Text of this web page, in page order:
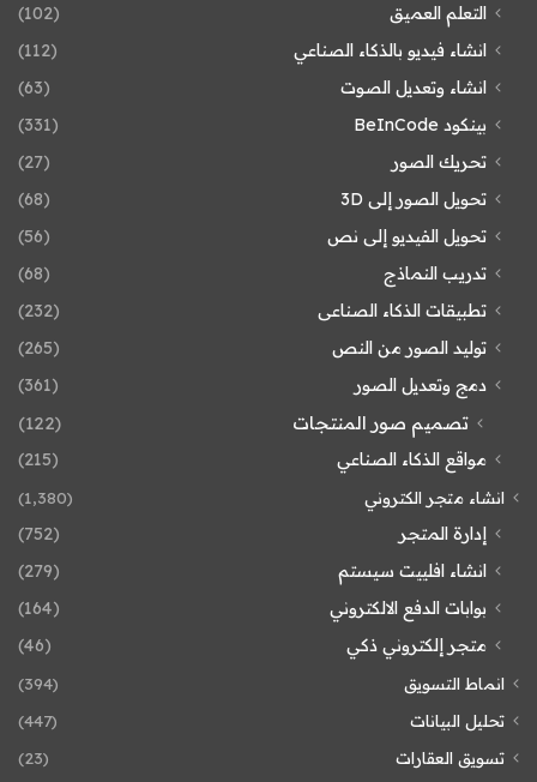
التعلم العميق
(102)
انشاء فيديو بالذكاء الصناعي
(112)
انشاء وتعديل الصوت
(63)
بينكود BeInCode
(331)
تحريك الصور
(27)
تحويل الصور إلى 3D
(68)
تحويل الفيديو إلى نص
(56)
تدريب النماذج
(68)
تطبيقات الذكاء الصناعى
(232)
توليد الصور من النص
(265)
دمج وتعديل الصور
(361)
تصميم صور المنتجات (122)
مواقع الذكاء الصناعي (215)
انشاء متجر الكتروني (1٬380)
إدارة المتجر
(752)
انشاء افلييت سيستم
(279)
بوابات الدفع الالكتروني
(164)
متجر إلكتروني ذكي
(46)
انماط التسويق
(394)
تحليل البيانات
(447)
تسويق العقارات
(23)